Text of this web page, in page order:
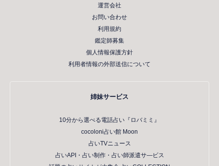
運営会社
お問い合わせ
利用規約
鑑定師募集
個人情報保護方針
利用者情報の外部送信について
姉妹サービス
10分から選べる電話占い『ロバミミ』
cocoloni占い館 Moon
占いTVニュース
占いAPI・占い制作・占い師派遣サ―ビス